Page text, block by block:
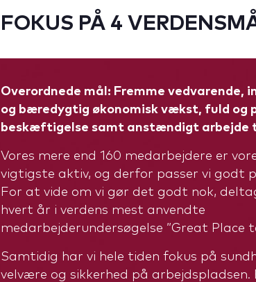
FOKUS PÅ 4
Overordnede mål: Fremme vedvarende,
og bæredygtig økonomisk vækst, fuld og
beskæftigelse samt anstændigt arbejde
Vores mere end 160 medarbejdere er
vigtigste aktiv, og derfor passer vi godt
For at vide om vi gør det godt nok,
hvert år i verdens mest anvendte
medarbejderundersøgelse ”Great Place
Samtidig har vi hele tiden fokus på
velvære og sikkerhed på